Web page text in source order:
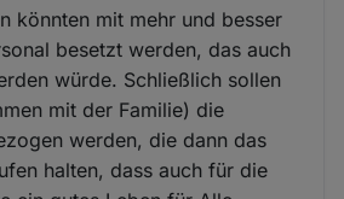
könnten mit mehr und besser
besetzt werden, das auch
würde. Schließlich sollen
mit der Familie) die
werden, die dann das
halten, dass auch für die